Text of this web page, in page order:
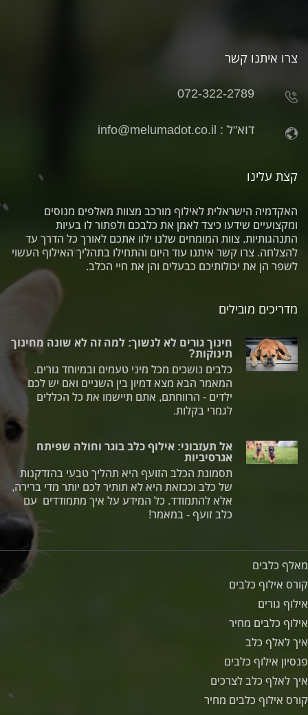
צרו איתנו קשר
072-322-2789
דוא"ל : info@melumadot.co.il
מדריכים מובילים
חינוך גורים לא לנשוך: למה זה לא שונה מחינוך
תינוקות?
כלבים נושכים מכל מיני טעמים ובמיוחד גורים.
המאמר הבא מצא דמיון בין השניים ואם יש לכם
ילדים - הרווחתם, אתם תיישמו את כל הכללים
לגמרי בקלות.
אל תעזבוני: אילוף כלב בוגר וחולה שפיתח
אגרסיביות
תסמונת הכלב הזועף היא תהליך טבעי בהזדקנות
של כלב וככזאת היא לא תותיר לכם יותר מדי ברירה,
אלא להתמודד. כל המידע על איך מתמודדים עם
כלב זועף - במאמר!
קצת עלינו
האקדמיה הישראלית לאילוף מורכב מצוות מאלפים מנוסים
ומקצועיים שידעו כיצד לאמן את כלבכם ולפתור לו בעיות
התנהגותיות. צוות המומחים שלנו ילוו אתכם לאורך כל הדרך עד
להצלחה. צרו קשר איתנו עוד היום והתחילו בתהליך האילוף העשוי
לשפר הן את יכולותיכם כבעלים והן את חיי הכלב.
מאלף כלבים
קורס אילוף כלבים
אילוף גורים
אילוף כלבים מחיר
איך לאלף כלב
פנסיון אילוף כלבים
איך לאלף כלב לצרכים
קורס אילוף כלבים מחיר